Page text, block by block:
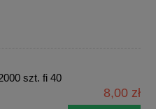
szt. fi 40
8,00 zł